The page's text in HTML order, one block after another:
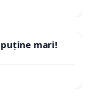
mari!